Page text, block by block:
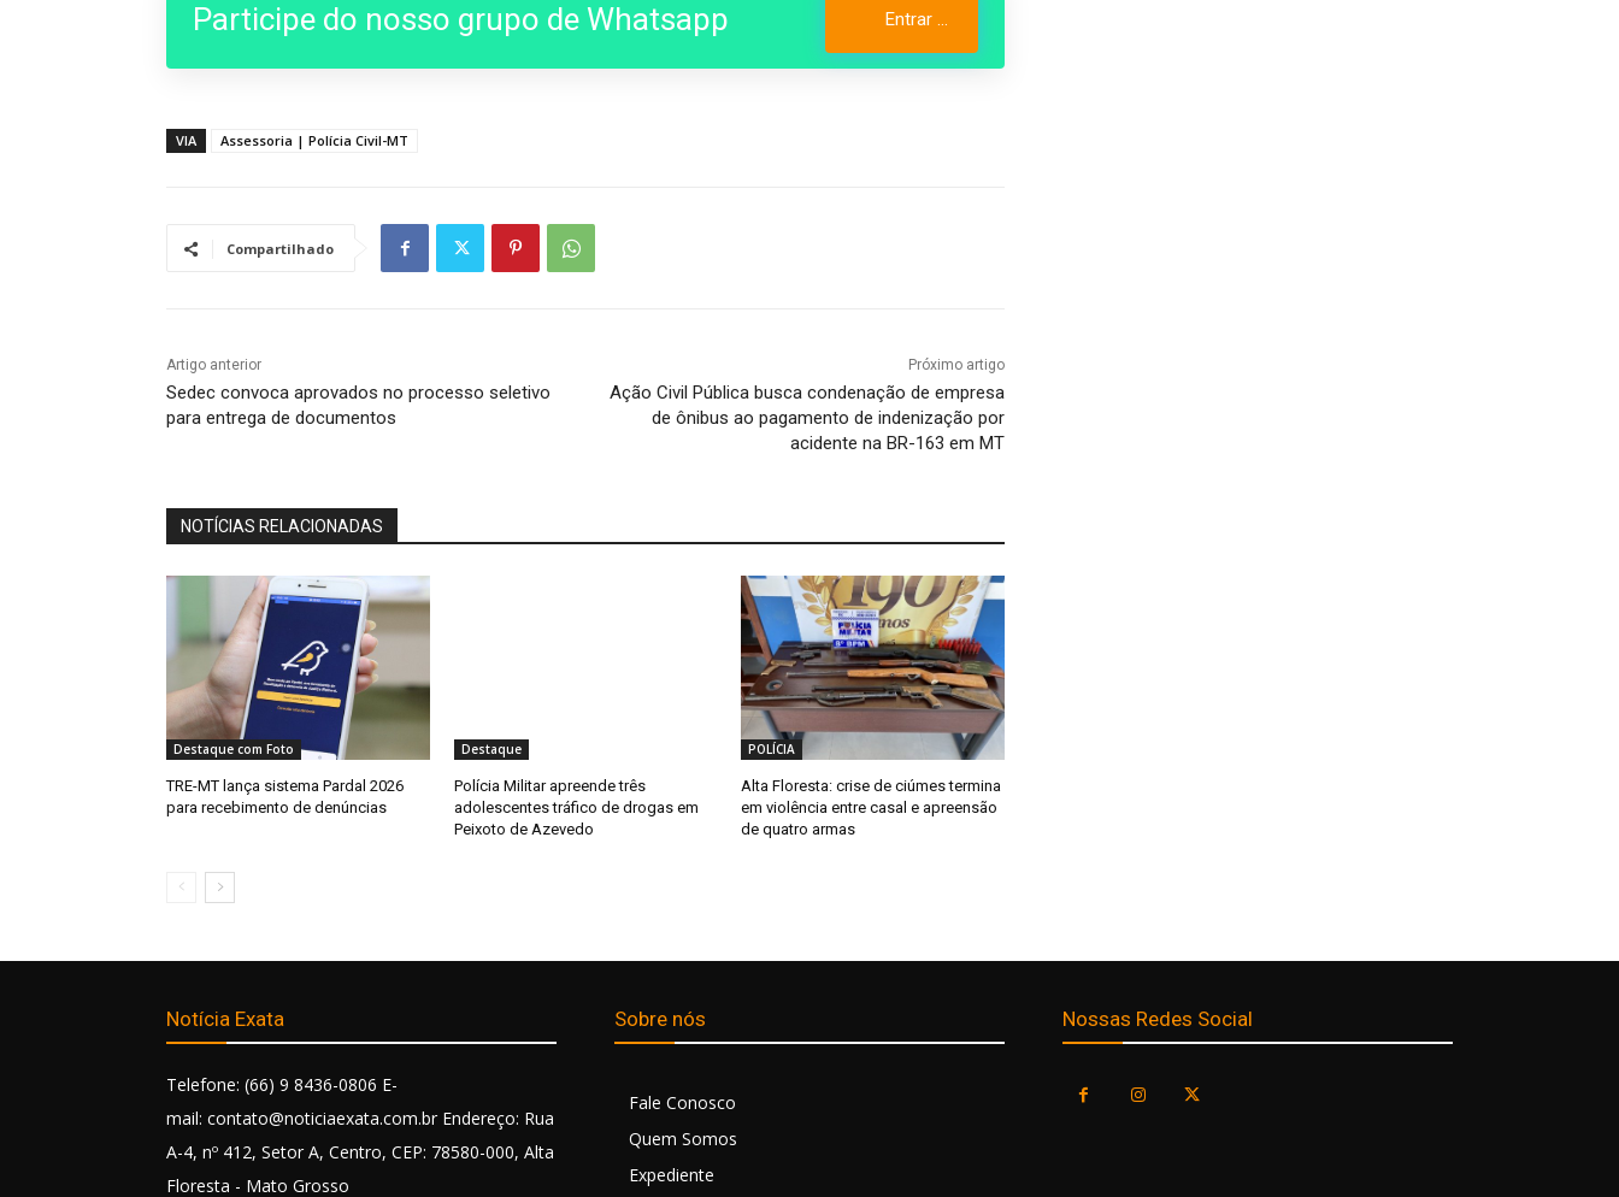
Participe do nosso grupo de Whatsapp Entrar no Grupo
VIA Assessoria | Polícia Civil-MT
Compartilhado
Artigo anterior
Sedec convoca aprovados no processo seletivo
para entrega de documentos
Próximo artigo
Ação Civil Pública busca condenação de empresa
de ônibus ao pagamento de indenização por
acidente na BR-163 em MT
NOTÍCIAS RELACIONADAS
Destaque com Foto
TRE-MT lança sistema Pardal 2026
para recebimento de denúncias
Destaque
Polícia Militar apreende três
adolescentes tráfico de drogas em
Peixoto de Azevedo
POLÍCIA
Alta Floresta: crise de ciúmes termina
em violência entre casal e apreensão
de quatro armas
Notícia Exata
Telefone: (66) 9 8436-0806 E-
mail: contato@noticiaexata.com.br Endereço: Rua
A-4, nº 412, Setor A, Centro, CEP: 78580-000, Alta
Floresta - Mato Grosso
Sobre nós
Fale Conosco
Quem Somos
Expediente
Nossas Redes Social